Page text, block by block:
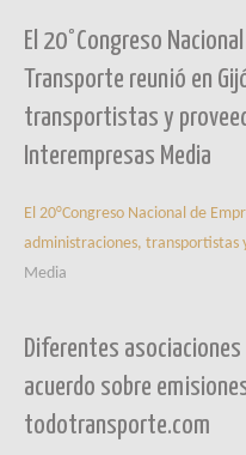
El 20°Congreso
Transporte reunió en
transportistas y
Interempresas Media
El 20°Congreso Nacional de
administraciones, transportistas
Media
Diferentes asociaciones
acuerdo sobre
todotransporte.com